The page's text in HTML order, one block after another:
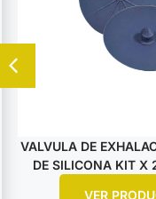
VALVULA DE
DE SILICONA KIT X
VER